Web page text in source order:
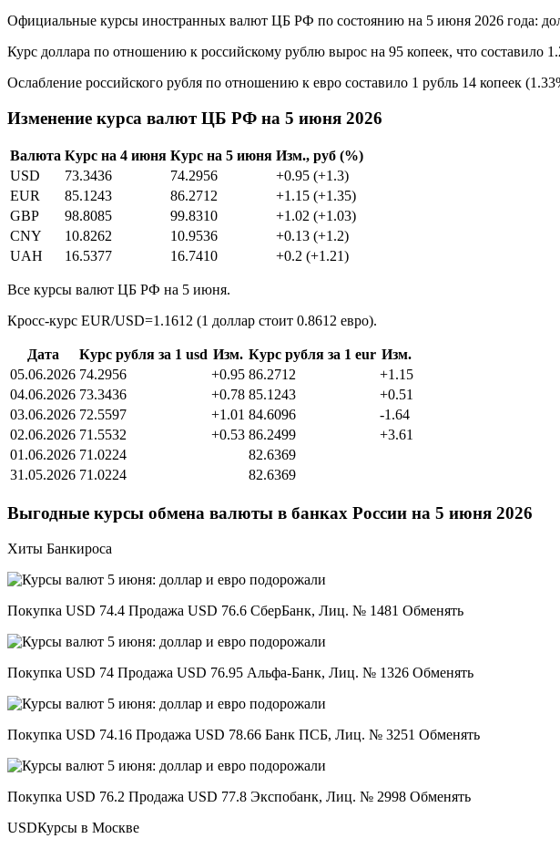
Официальные курсы иностранных валют ЦБ РФ по состоянию на 5 июня 2026 года:
Курс доллара по отношению к российскому рублю вырос на 95 копеек, что составило
Ослабление российского рубля по отношению к евро составило 1 рубль 14 копеек
Изменение курса валют ЦБ РФ на 5 июня 2026
Валюта Курс на 4 июня Курс на 5 июня Изм., руб (%)
USD
73.3436 74.2956
+0.95 (+1.3)
EUR
85.1243 86.2712
+1.15 (+1.35)
GBP
98.8085 99.8310
+1.02 (+1.03)
CNY
10.8262 10.9536
+0.13 (+1.2)
UAH
16.5377 16.7410 +0.2 (+1.21)
Все курсы валют ЦБ РФ на 5 июня.
Кросс-курс EUR/USD=1.1612 (1 доллар стоит 0.8612 евро).
Дата Курс рубля за 1 usd Изм. Курс рубля за 1 eur Изм.
05.06.2026 74.2956 +0.95 86.2712
+1.15
04.06.2026 73.3436 +0.78 85.1243
+0.51
03.06.2026 72.5597 +1.01 84.6096
-1.64
02.06.2026 71.5532 +0.53 86.2499
+3.61
01.06.2026 71.0224
82.6369
31.05.2026 71.0224 82.6369
Выгодные курсы обмена валюты в банках России на 5 июня 2026
Хиты Банкироса
Покупка USD 74.4 Продажа USD 76.6 СберБанк, Лиц. № 1481 Обменять
Покупка USD 74 Продажа USD 76.95 Альфа-Банк, Лиц. № 1326 Обменять
Покупка USD 74.16 Продажа USD 78.66 Банк ПСБ, Лиц. № 3251 Обменять
Покупка USD 76.2 Продажа USD 77.8 Экспобанк, Лиц. № 2998 Обменять
USDКурсы в Москве